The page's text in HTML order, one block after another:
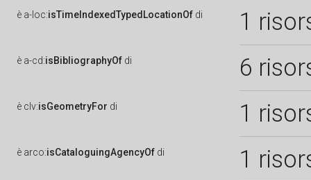
è a-loc:isTimeIndexedTypedLocationOf di 1
è a-cd:isBibliographyOf di 6
è clv:isGeometryFor di 1
è arco:isCataloguingAgencyOf di 1